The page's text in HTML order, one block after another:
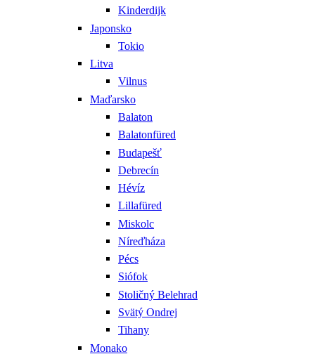
Kinderdijk
Japonsko
Tokio
Litva
Vilnus
Maďarsko
Balaton
Balatonfüred
Budapešť
Debrecín
Hévíz
Lillafüred
Miskolc
Níreďháza
Pécs
Siófok
Stoličný Belehrad
Svätý Ondrej
Tihany
Monako